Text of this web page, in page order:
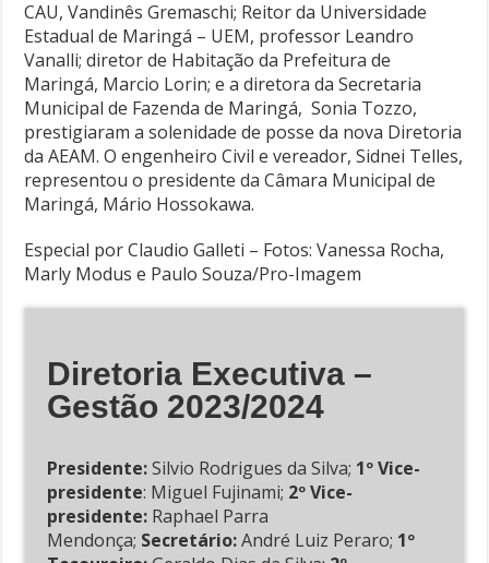
CAU, Vandinês Gremaschi; Reitor da Universidade
Estadual de Maringá – UEM, professor Leandro
Vanalli; diretor de Habitação da Prefeitura de
Maringá, Marcio Lorin; e a diretora da Secretaria
Municipal de Fazenda de Maringá, Sonia Tozzo,
prestigiaram a solenidade de posse da nova Diretoria
da AEAM. O engenheiro Civil e vereador, Sidnei Telles,
representou o presidente da Câmara Municipal de
Maringá, Mário Hossokawa.
Especial por Claudio Galleti – Fotos: Vanessa Rocha,
Marly Modus e Paulo Souza/Pro-Imagem
Diretoria Executiva –
Gestão 2023/2024
Presidente:Silvio Rodrigues da Silva; 1º Vice-
presidente: Miguel Fujinami; 2º Vice-
presidente: Raphael Parra
Mendonça; Secretário:André Luiz Peraro; 1º